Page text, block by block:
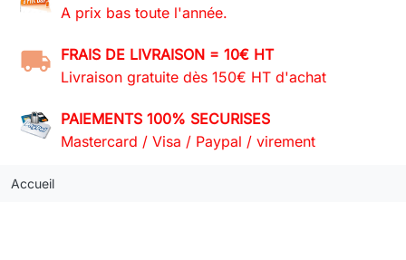
A prix bas toute l'année.
FRAIS DE LIVRAISON = 10€ HT
Livraison gratuite dès 150€ HT d'achat
PAIEMENTS 100% SECURISES
Mastercard / Visa / Paypal / virement
Accueil